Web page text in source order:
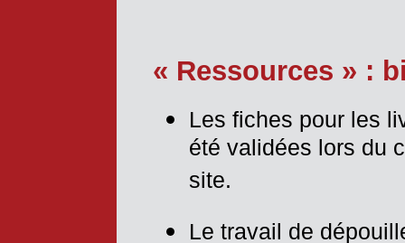
« Ressources » :
Les fiches pour les
été validées lors du
site.
Le travail de